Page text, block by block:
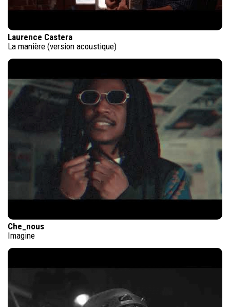
Laurence Castera
La manière (version acoustique)
Che_nous
Imagine